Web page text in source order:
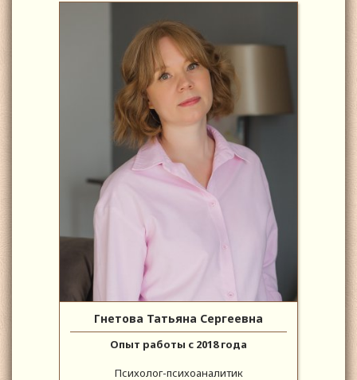
Гнетова Татьяна Сергеевна
Опыт работы с 2018 года
Психолог-психоаналитик